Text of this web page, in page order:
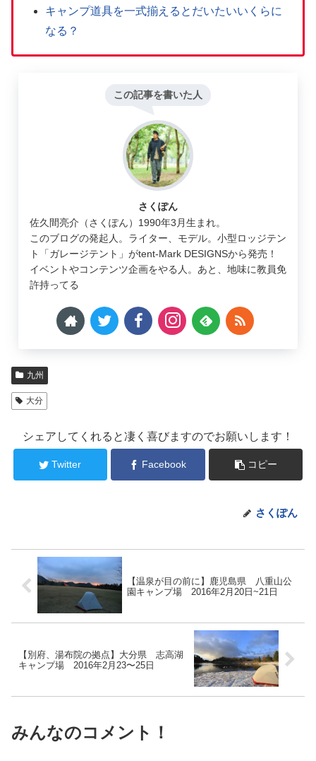
キャンプ道具を一式揃えるとだいたいいくらに
なる？
この記事を書いた人
さくぽん
佐久間亮介（さくぽん）1990年3月生まれ。
このブログの発起人。ライター、モデル。小型ロッジテン
ト「ガレージテント」がtent-Mark DESIGNSから発売！
イベントやコンテンツ企画をやる人。あと、地味に教員免
許持ってる
九州
大分
シェアしてくれると凄く喜びますのでお願いします！
Twitter Facebook コピー
さくぽん
【温泉が目の前に】鹿児島県 八重山公
園キャンプ場 2016年2月20日~21日
【別府、湯布院の拠点】大分県 志高湖
キャンプ場 2016年2月23〜25日
みんなのコメント！